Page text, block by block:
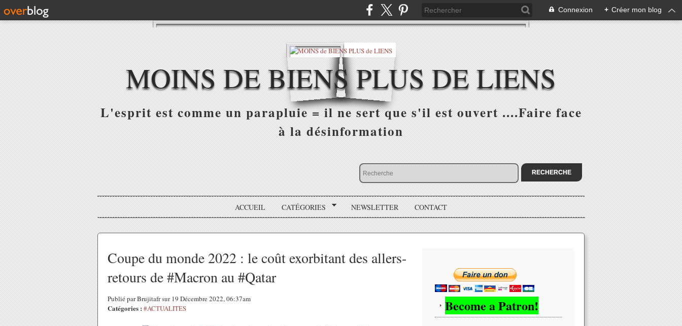
Connexion + Créer mon blog
MOINS DE BIENS PLUS DE LIENS
L'esprit est comme un parapluie = il ne sert que s'il est ouvert ....Faire face
à la désinformation
ACCUEIL CATÉGORIES NEWSLETTER CONTACT
Coupe du monde 2022 : le coût exorbitant des allers-
retours de #Macron au #Qatar
Publié par Brujitafr sur 19 Décembre 2022, 06:37am
Catégories : #ACTUALITES Become a Patron!